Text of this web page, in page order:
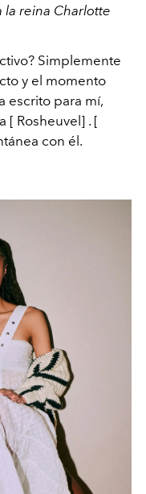
la reina Charlotte
Simplemente
y el momento
escrito para mí,
[ Rosheuvel] . [
con él.